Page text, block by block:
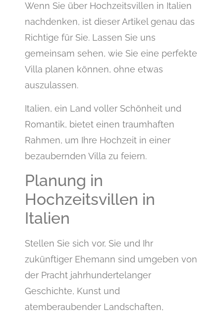
Wenn Sie über Hochzeitsvillen in Italien
nachdenken, ist dieser Artikel genau das
Richtige für Sie. Lassen Sie uns
gemeinsam sehen, wie Sie eine perfekte
Villa planen können, ohne etwas
auszulassen.
Italien, ein Land voller Schönheit und
Romantik, bietet einen traumhaften
Rahmen, um Ihre Hochzeit in einer
bezaubernden Villa zu feiern.
Planung in
Hochzeitsvillen in
Italien
Stellen Sie sich vor, Sie und Ihr
zukünftiger Ehemann sind umgeben von
der Pracht jahrhundertelanger
Geschichte, Kunst und
atemberaubender Landschaften,